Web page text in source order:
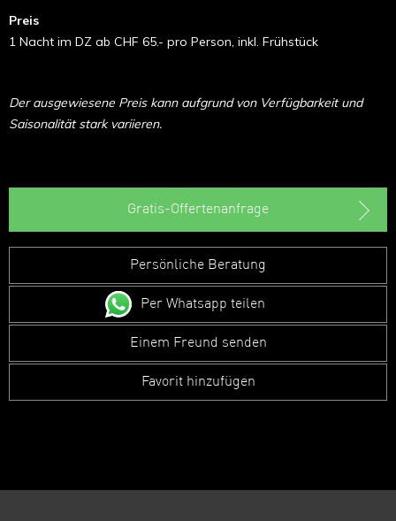
Preis
1 Nacht im DZ ab CHF 65.- pro Person, inkl. Frühstück
Der ausgewiesene Preis kann aufgrund von Verfügbarkeit und
Saisonalität stark variieren.
Gratis-Offertenanfrage
Persönliche Beratung
Per Whatsapp teilen
Einem Freund senden
Favorit hinzufügen